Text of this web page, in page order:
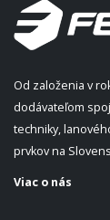
Od založenia v
dodávateľom
techniky,
prvkov na
Viac o nás